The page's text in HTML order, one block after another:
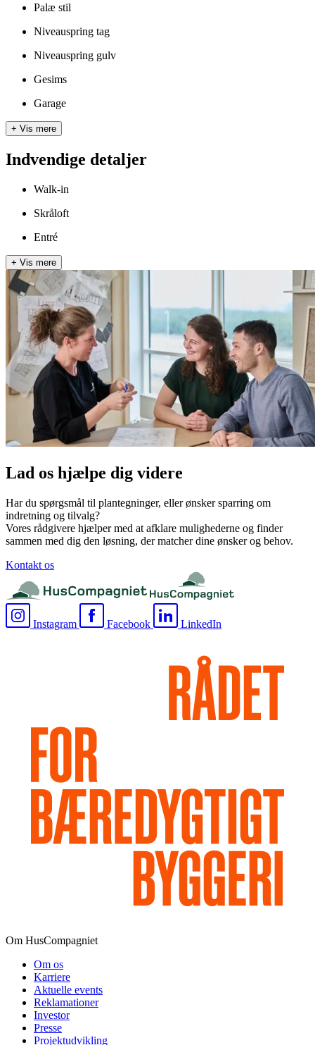
Palæ stil
Niveauspring tag
Niveauspring gulv
Gesims
Garage
+ Vis mere
Indvendige detaljer
Walk-in
Skråloft
Entré
+ Vis mere
Lad os hjælpe dig videre
Har du spørgsmål til plantegninger, eller ønsker sparring om
indretning og tilvalg?
Vores rådgivere hjælper med at afklare mulighederne og finder
sammen med dig den løsning, der matcher dine ønsker og behov.
Kontakt os
Instagram Facebook LinkedIn
Om HusCompagniet
Om os
Karriere
Aktuelle events
Reklamationer
Investor
Presse
Projektudvikling